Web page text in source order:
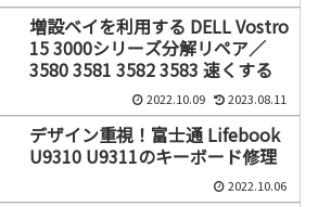
増設ベイを利用する DELL Vostro
15 3000シリーズ分解リペア／
3580 3581 3582 3583 速くする
2022.10.09 2023.08.11
デザイン重視！富士通 Lifebook
U9310 U9311のキーボード修理
2022.10.06